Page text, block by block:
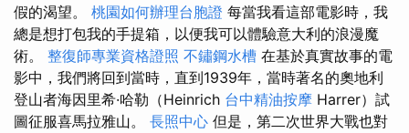
假的渴望。 桃園如何辦理台胞證 每當我看這部電影時，我
總是想打包我的手提箱，以便我可以體驗意大利的浪漫魔
術。 整復師專業資格證照 不鏽鋼水槽 在基於真實故事的電
影中，我們將回到當時，直到1939年，當時著名的奧地利
登山者海因里希·哈勒（Heinrich 台中精油按摩 Harrer）試
圖征服喜馬拉雅山。 長照中心 但是，第二次世界大戰也對